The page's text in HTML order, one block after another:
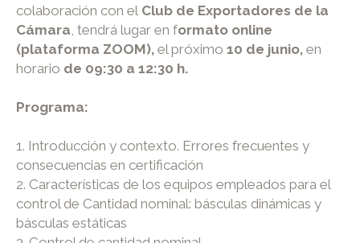
colaboración con el Club de Exportadores de la
Cámara , tendrá lugar en formato online
(plataforma ZOOM), el próximo 10 de junio, en
horario de 09:30 a 12:30 h.
Programa:
1. Introducción y contexto. Errores frecuentes y
consecuencias en certificación
2. Características de los equipos empleados para el
control de Cantidad nominal: básculas dinámicas y
básculas estáticas